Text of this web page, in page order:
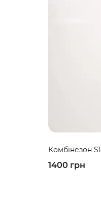
Комбінезон
1400 грн